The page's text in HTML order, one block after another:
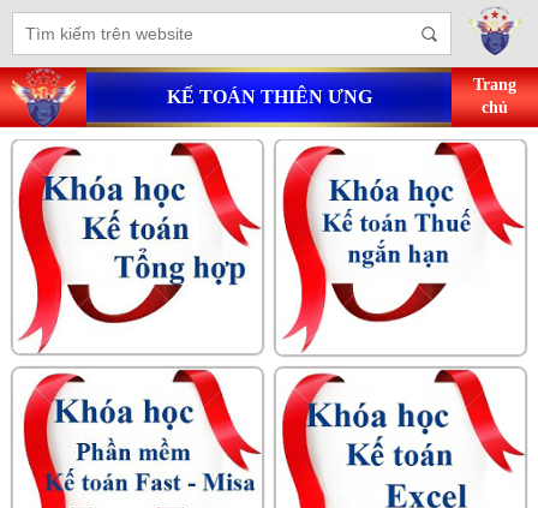
KẾ TOÁN THIÊN ƯNG
Trang
chủ